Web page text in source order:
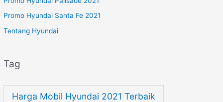
Promo Hyundai Santa Fe 2021
Tentang Hyundai
Tag
Harga Mobil Hyundai 2021 Terbaik